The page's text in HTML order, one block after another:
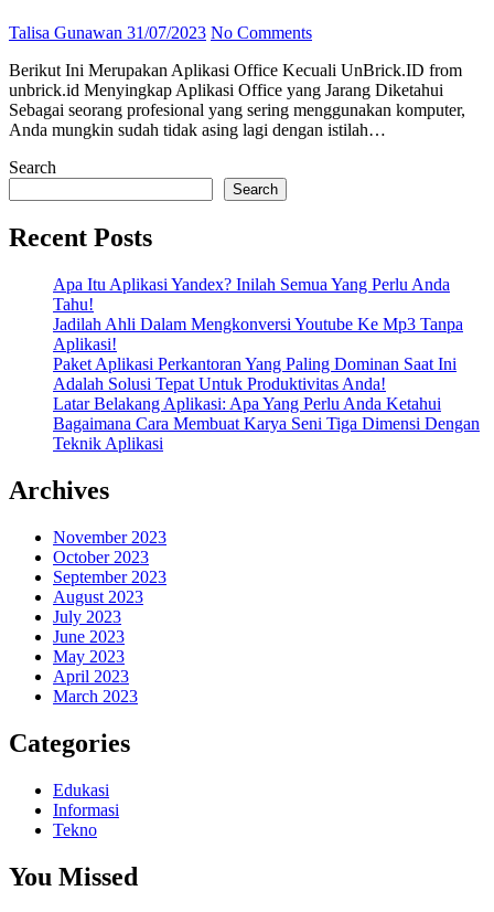
Talisa Gunawan 31/07/2023 No Comments
Berikut Ini Merupakan Aplikasi Office Kecuali UnBrick.ID from
unbrick.id Menyingkap Aplikasi Office yang Jarang Diketahui
Sebagai seorang profesional yang sering menggunakan komputer,
Anda mungkin sudah tidak asing lagi dengan istilah…
Search
Search
Recent Posts
Apa Itu Aplikasi Yandex? Inilah Semua Yang Perlu Anda
Tahu!
Jadilah Ahli Dalam Mengkonversi Youtube Ke Mp3 Tanpa
Aplikasi!
Paket Aplikasi Perkantoran Yang Paling Dominan Saat Ini
Adalah Solusi Tepat Untuk Produktivitas Anda!
Latar Belakang Aplikasi: Apa Yang Perlu Anda Ketahui
Bagaimana Cara Membuat Karya Seni Tiga Dimensi Dengan
Teknik Aplikasi
Archives
November 2023
October 2023
September 2023
August 2023
July 2023
June 2023
May 2023
April 2023
March 2023
Categories
Edukasi
Informasi
Tekno
You Missed